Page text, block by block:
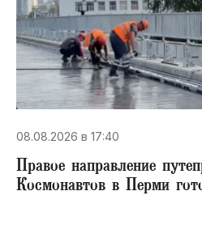
08.08.2026 в 17:40
Правое направление
Космонавтов в Перми